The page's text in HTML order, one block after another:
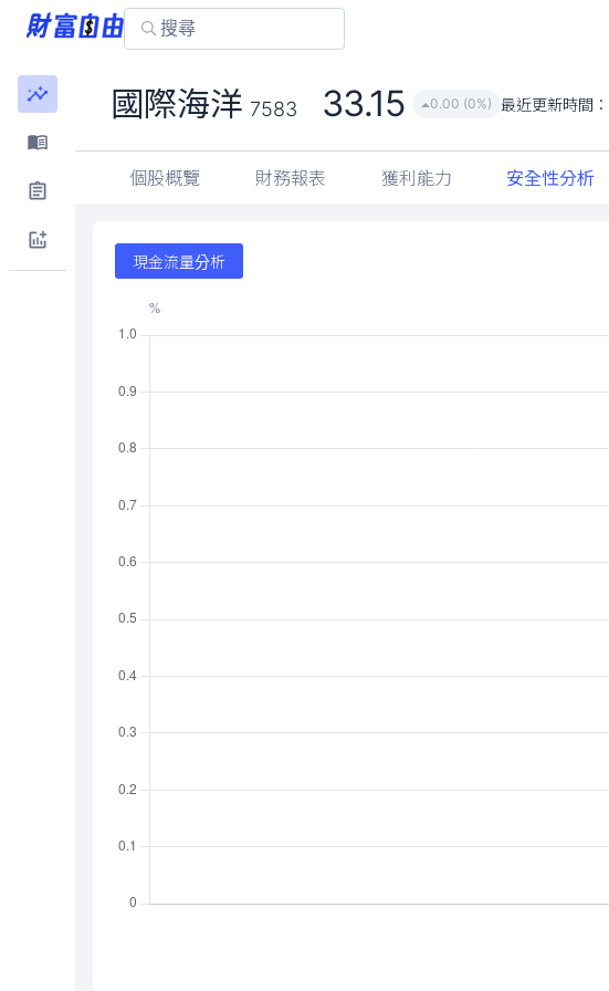
國際海洋 7583 33.15 0.00 (0%) 最近更新時間：
個股概覽 財務報表 獲利能力 安全性分析
現金流量分析